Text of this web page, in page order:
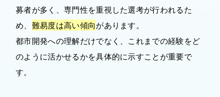
募者が多く、専門性を重視した選考が行われるた
め、 難易度は高い傾向があります。
都市開発への理解だけでなく、これまでの経験をど
のように活かせるかを具体的に示すことが重要で
す。